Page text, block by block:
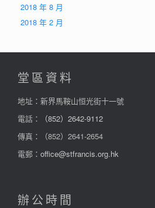
2018 年 8 月
2018 年 2 月
堂區資料
地址：新界馬鞍山恒光街十一號
電話：
（852）2642-9112
傳真：（852）2641-2654
電郵： office@stfrancis.org.hk
辦公時間